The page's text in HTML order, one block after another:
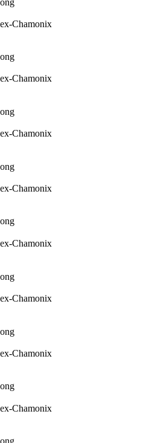
Chamonix
Chamonix
Chamonix
Chamonix
Chamonix
Chamonix
Chamonix
Chamonix